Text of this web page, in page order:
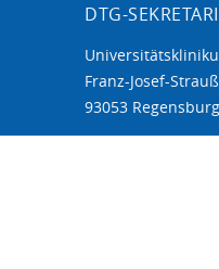
DTG-
Franz-Josef-
93053 Regensburg